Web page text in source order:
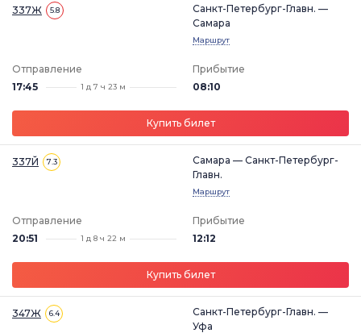
337Ж 5.8
Санкт-Петербург-Главн. —
Самара
Маршрут
Отправление
17:45
1 д 7 ч 23 м
Прибытие
08:10
Купить билет
337Й 7.3
Самара — Санкт-Петербург-
Главн.
Маршрут
Отправление
20:51
1 д 8 ч 22 м
Прибытие
12:12
Купить билет
347Ж 6.4
Санкт-Петербург-Главн. —
Уфа